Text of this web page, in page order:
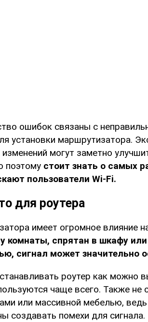
ошибок связаны с
установки маршрутизатора.
могут заметно
поэтому стоит знать о самых
пользователи Wi-Fi.
для роутера
имеет огромное влияние
комнаты, спрятан в шкафу
сигнал может значительно
роутер как можно
чаще всего. Также не
или массивной мебелью,
создавать помехи для сигнала.